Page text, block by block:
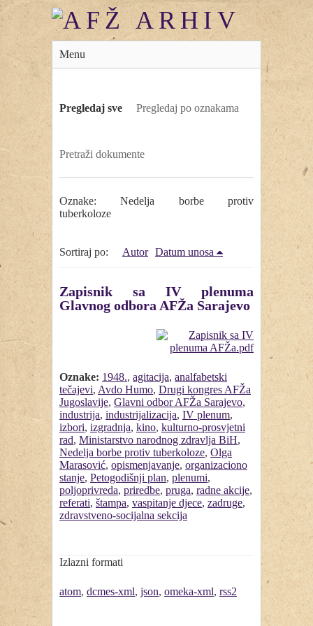
Menu
Pregledaj sve Pregledaj po oznakama
Pretraži dokumente
Oznake: Nedelja borbe protiv
tuberkoloze
Sortiraj po: Autor Datum unosa
Zapisnik sa IV plenuma
Glavnog odbora AFŽa Sarajevo
Oznake: 1948., agitacija, analfabetski
tečajevi, Avdo Humo, Drugi kongres AFŽa
Jugoslavije, Glavni odbor AFŽa Sarajevo,
industrija, industrijalizacija, IV plenum,
izbori, izgradnja, kino, kulturno-prosvjetni
rad, Ministarstvo narodnog zdravlja BiH,
Nedelja borbe protiv tuberkoloze, Olga
Marasović, opismenjavanje, organizaciono
stanje, Petogodišnji plan, plenumi,
poljoprivreda, priredbe, pruga, radne akcije,
referati, štampa, vaspitanje djece, zadruge,
zdravstveno-socijalna sekcija
Izlazni formati
atom, dcmes-xml, json, omeka-xml, rss2